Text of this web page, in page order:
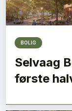
BOLIG
Selvaag
første